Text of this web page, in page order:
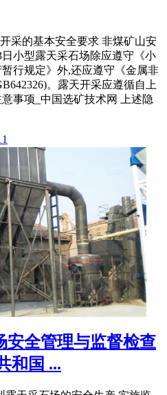
采的基本安全要求 非煤矿山安
小型露天采石场除应遵守《小
行规定》外,还应遵守《金属非
。露天开采应遵循自上
事项_中国选矿技术网 上述隐
安全管理与监督检查
和国 ...